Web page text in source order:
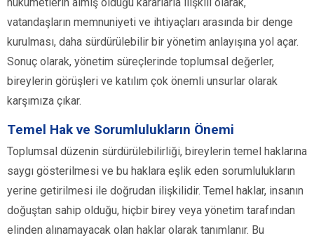
hükümetlerin almış olduğu kararlarla ilişkili olarak,
vatandaşların memnuniyeti ve ihtiyaçları arasında bir denge
kurulması, daha sürdürülebilir bir yönetim anlayışına yol açar.
Sonuç olarak, yönetim süreçlerinde toplumsal değerler,
bireylerin görüşleri ve katılım çok önemli unsurlar olarak
karşımıza çıkar.
Temel Hak ve Sorumlulukların Önemi
Toplumsal düzenin sürdürülebilirliği, bireylerin temel haklarına
saygı gösterilmesi ve bu haklara eşlik eden sorumlulukların
yerine getirilmesi ile doğrudan ilişkilidir. Temel haklar, insanın
doğuştan sahip olduğu, hiçbir birey veya yönetim tarafından
elinden alınamayacak olan haklar olarak tanımlanır. Bu